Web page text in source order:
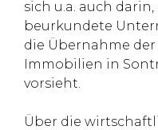
sich u.a. auch
beurkundete
die Übernahme
Immobilien in
vorsieht.
Über die